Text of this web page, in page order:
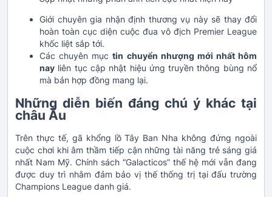
Giới chuyên gia nhận định thương vụ này sẽ thay đổi
hoàn toàn cục diện cuộc đua vô địch Premier League
khốc liệt sắp tới.
Các chuyên mụctin chuyển nhượng mới nhất hôm
nay liên tục cập nhật hiệu ứng truyền thông bùng nổ
mà bản hợp đồng mang lại.
Những diễn biến đáng chú ý khác tại
châu Âu
Trên thực tế, gã khổng lồ Tây Ban Nha không đứng ngoài
cuộc chơi khi âm thầm tiếp cận những tài năng trẻ sáng giá
nhất Nam Mỹ. Chính sách “Galacticos” thế hệ mới vẫn đang
được duy trì nhằm đảm bảo vị thế thống trị tại đấu trường
Champions League danh giá.